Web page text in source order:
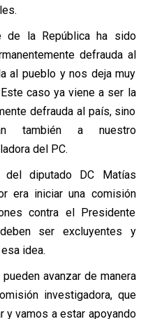
de la República ha sido
defrauda al
al pueblo y nos deja muy
caso ya viene a ser la
defrauda al país, sino
también a nuestro
del PC.
del diputado DC Matías
era iniciar una comisión
contra el Presidente
ser excluyentes y
idea.
avanzar de manera
investigadora, que
y vamos a estar apoyando